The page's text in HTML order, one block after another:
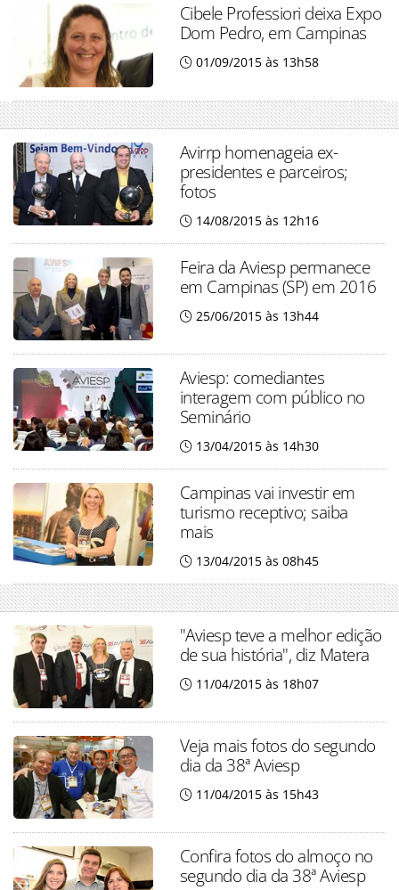
Cibele Professiori deixa Expo
Dom Pedro, em Campinas
01/09/2015 às 13h58
Avirrp homenageia ex-
presidentes e parceiros;
fotos
14/08/2015 às 12h16
Feira da Aviesp permanece
em Campinas (SP) em 2016
25/06/2015 às 13h44
Aviesp: comediantes
interagem com público no
Seminário
13/04/2015 às 14h30
Campinas vai investir em
turismo receptivo; saiba
mais
13/04/2015 às 08h45
"Aviesp teve a melhor edição
de sua história", diz Matera
11/04/2015 às 18h07
Veja mais fotos do segundo
dia da 38ª Aviesp
11/04/2015 às 15h43
Confira fotos do almoço no
segundo dia da 38ª Aviesp